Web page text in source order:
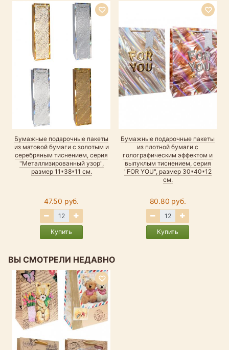
Бумажные подарочные пакеты
из матовой бумаги с золотым и
серебряным тиснением, серия
"Металлизированный узор",
размер 11*38*11 см.
47.50 руб.
Купить
Бумажные подарочные пакеты
из плотной бумаги с
голографическим эффектом и
выпуклым тиснением, серия
"FOR YOU", размер 30*40*12
см.
80.80 руб.
Купить
ВЫ СМОТРЕЛИ НЕДАВНО